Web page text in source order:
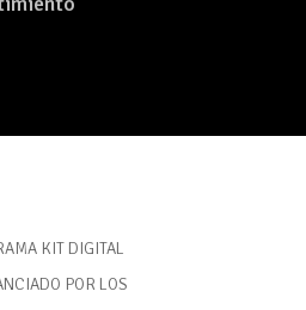
KIT DIGITAL
POR LOS